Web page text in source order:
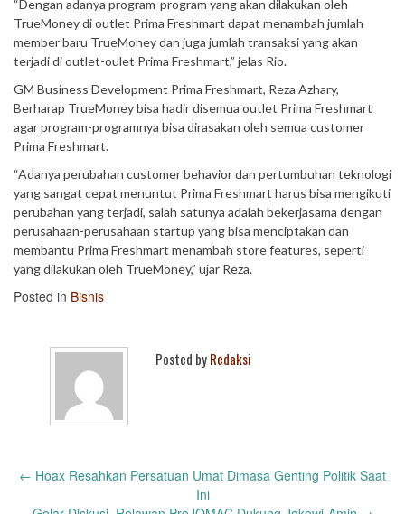
“Dengan adanya program-program yang akan dilakukan oleh
TrueMoney di outlet Prima Freshmart dapat menambah jumlah
member baru TrueMoney dan juga jumlah transaksi yang akan
terjadi di outlet-oulet Prima Freshmart,” jelas Rio.
GM Business Development Prima Freshmart, Reza Azhary,
Berharap TrueMoney bisa hadir disemua outlet Prima Freshmart
agar program-programnya bisa dirasakan oleh semua customer
Prima Freshmart.
“Adanya perubahan customer behavior dan pertumbuhan teknologi
yang sangat cepat menuntut Prima Freshmart harus bisa mengikuti
perubahan yang terjadi, salah satunya adalah bekerjasama dengan
perusahaan-perusahaan startup yang bisa menciptakan dan
membantu Prima Freshmart menambah store features, seperti
yang dilakukan oleh TrueMoney,” ujar Reza.
Posted in Bisnis
Posted byRedaksi
Post
← Hoax Resahkan Persatuan Umat Dimasa Genting Politik Saat
Ini